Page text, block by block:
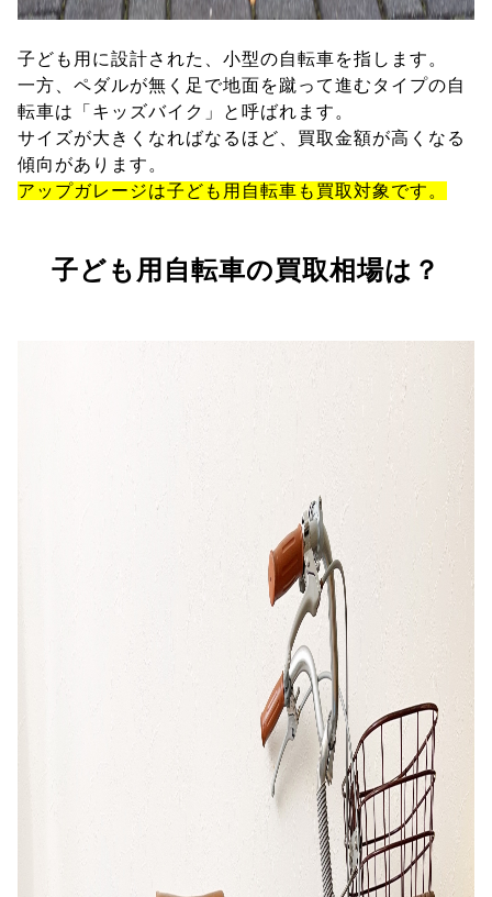
子ども用に設計された、小型の自転車を指します。
一方、ペダルが無く足で地面を蹴って進むタイプの自
転車は「キッズバイク」と呼ばれます。
サイズが大きくなればなるほど、買取金額が高くなる
傾向があります。
アップガレージは子ども用自転車も買取対象です。
子ども用自転車の買取相場は？